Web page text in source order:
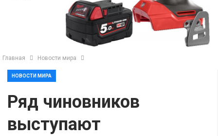
Главная Новости мира
НОВОСТИ МИРА
Ряд чиновников
выступают